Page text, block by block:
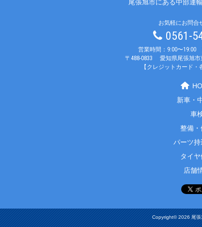
尾張旭市にある中部運
お気軽にお問合
0561-
営業時間：9:00〜19:00
〒488-0833
愛知県尾張旭市
【クレジットカード・
新車・
車
整備・
パーツ持
タイ
店舗
Copyright© 2026 尾張